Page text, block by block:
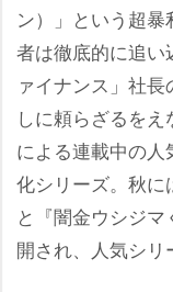
ン）」という超
者は徹底的に追い
ァイナンス」社
しに頼らざるを
による連載中の
化シリーズ。秋に
と『闇金ウシジ
開され、人気シリ